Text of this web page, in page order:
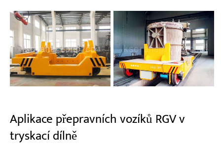
Aplikace přepravních vozíků RGV v
tryskací dílně